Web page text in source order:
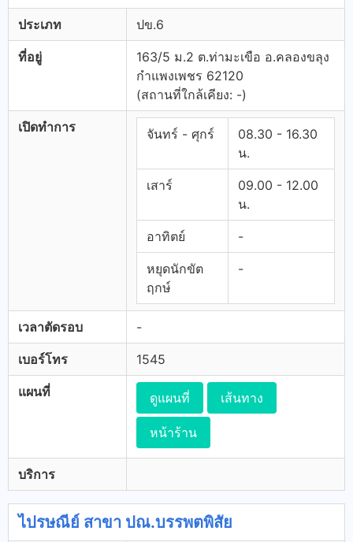
ประเภท ปข.6
ที่อยู่
163/5 ม.2 ต.ท่ามะเขือ อ.คลองขลุง
กำแพงเพชร 62120
(สถานที่ใกล้เคียง: -)
เปิดทำการ จันทร์ - ศุกร์
08.30 - 16.30
น.
เสาร์
09.00 - 12.00
น.
อาทิตย์ -
หยุดนักขัต
ฤกษ์
-
เวลาตัดรอบ -
เบอร์โทร 1545
แผนที่ ดูแผนที่ เส้นทาง
หน้าร้าน
บริการ
ไปรษณีย์ สาขา ปณ.บรรพตพิสัย